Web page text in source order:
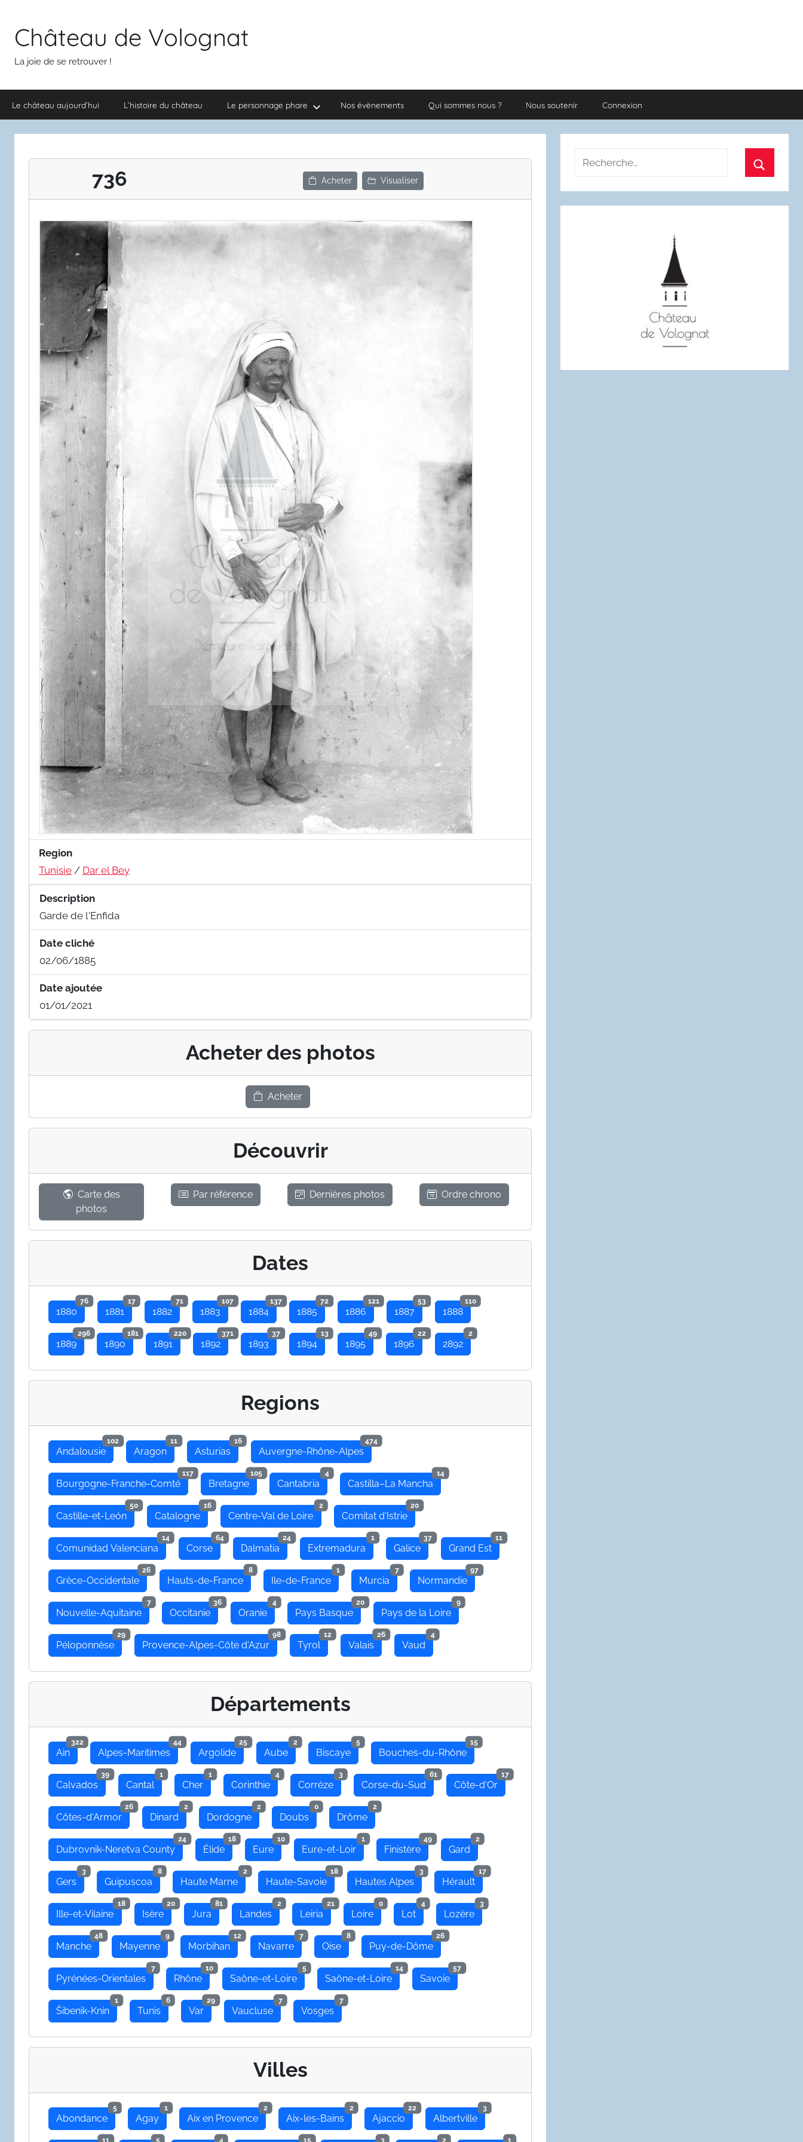
contenuChâteau de Volognat
La joie de se retrouver !
Le château aujourd’hui L’histoire du château Le personnage phare Nos évènements Qui sommes nous ? Nous soutenir Connexion
736 Acheter Visualiser
Region
Tunisie / Dar el Bey
Description
Garde de l'Enfida
Date cliché
02/06/1885
Date ajoutée
01/01/2021
Acheter des photos
Acheter
Découvrir
Carte des
photos
Par référence Dernières photos Ordre chrono
Dates
1880
76
1881
17
1882
71
1883
107
1884
137
1885
72
1886
121
1887
53
1888
110
1889
296
1890
181
1891
220
1892
371
1893
37
1894
13
1895
49
1896
22
2892
2
Regions
Andalousie
102
Aragon
11
Asturias
16
Auvergne-Rhône-Alpes
474
Bourgogne-Franche-Comté
117
Bretagne
105
Cantabria
4
Castilla–La Mancha
14
Castille-et-León
50
Catalogne
16
Centre-Val de Loire
2
Comitat d'Istrie
20
Comunidad Valenciana
14
Corse
64
Dalmatia
24
Extremadura
1
Galice
37
Grand Est
11
Grèce-Occidentale
26
Hauts-de-France
8
Ile-de-France
1
Murcia
7
Normandie
97
Nouvelle-Aquitaine
7
Occitanie
36
Oranie
4
Pays Basque
20
Pays de la Loire
9
Péloponnèse
29
Provence-Alpes-Côte d'Azur
98
Tyrol
12
Valais
26
Vaud
4
Départements
Ain
322
Alpes-Maritimes
44
Argolide
25
Aube
2
Biscaye
5
Bouches-du-Rhône
15
Calvados
39
Cantal
1
Cher
1
Corinthie
4
Corrèze
3
Corse-du-Sud
61
Côte-d'Or
17
Côtes-d'Armor
26
Dinard
2
Dordogne
2
Doubs
0
Drôme
2
Dubrovnik-Neretva County
24
Élide
18
Eure
10
Eure-et-Loir
1
Finistère
49
Gard
2
Gers
3
Guipuscoa
8
Haute Marne
2
Haute-Savoie
18
Hautes Alpes
3
Hérault
17
Ille-et-Vilaine
18
Isère
20
Jura
81
Landes
2
Leiria
21
Loire
0
Lot
4
Lozère
3
Manche
48
Mayenne
9
Morbihan
12
Navarre
7
Oise
8
Puy-de-Dôme
26
Pyrénées-Orientales
7
Rhône
10
Saône-et-Loire
5
Saône-et-Loire
14
Savoie
57
Šibenik-Knin
1
Tunis
6
Var
29
Vaucluse
7
Vosges
7
Villes
Abondance
5
Agay
1
Aix en Provence
2
Aix-les-Bains
2
Ajaccio
22
Albertville
3
11 5 4 15 3 2 1
Recherche
: